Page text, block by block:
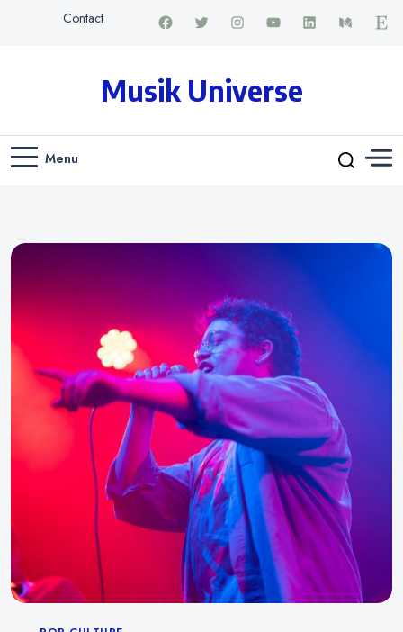
Contact
Musik Universe
Menu